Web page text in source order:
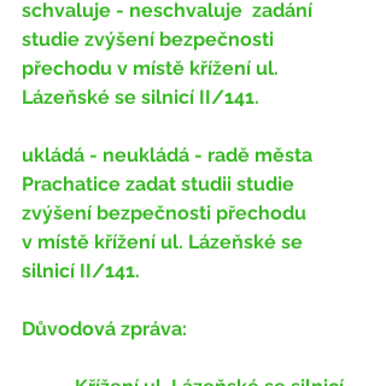
schvaluje - neschvaluje ​​ zadání
studie zvýšení bezpečnosti
přechodu v místě křížení ul.
Lázeňské se silnicí II/141.
ukládá - neukládá - radě města
Prachatice zadat studii studie
zvýšení bezpečnosti přechodu
v místě křížení ul. Lázeňské se
silnicí II/141.
Důvodová zpráva: